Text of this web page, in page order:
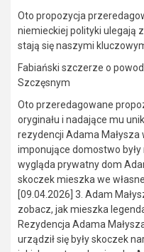
Oto propozycja
niemieckiej polityki ulegają
stają się naszymi
Fabiański szczerze o
Szczęsnym
Oto przeredagowane
oryginału i nadające mu
rezydencji Adama Małysza
imponujące domostwo
wygląda prywatny dom
skoczek mieszka we
[09.04.2026] 3. Adam
zobacz, jak mieszka
Rezydencja Adama
urządził się były skoczek